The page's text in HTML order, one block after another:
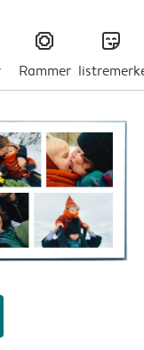
frames
Rammer
stickers